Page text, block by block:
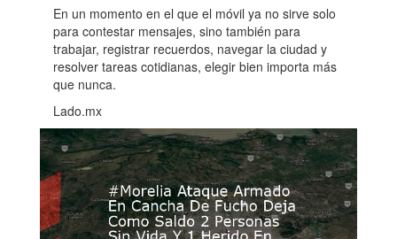
En un momento en el que el móvil ya no sirve solo
para contestar mensajes, sino también para
trabajar, registrar recuerdos, navegar la ciudad y
resolver tareas cotidianas, elegir bien importa más
que nunca.
Lado.mx